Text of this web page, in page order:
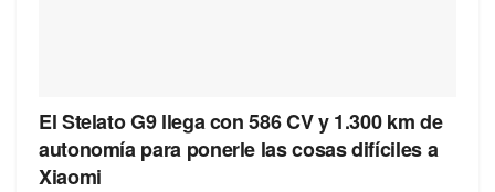
El Stelato G9 llega con 586 CV y 1.300 km de
autonomía para ponerle las cosas difíciles a
Xiaomi